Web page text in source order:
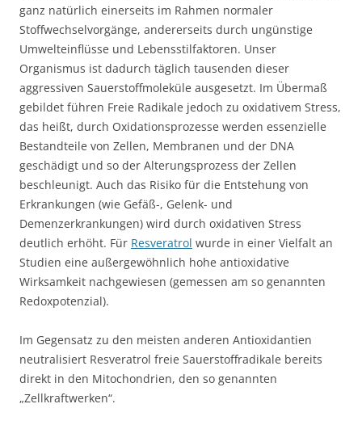
ganz natürlich einerseits im Rahmen normaler
Stoffwechselvorgänge, andererseits durch ungünstige
Umwelteinflüsse und Lebensstilfaktoren. Unser
Organismus ist dadurch täglich tausenden dieser
aggressiven Sauerstoffmoleküle ausgesetzt. Im Übermaß
gebildet führen Freie Radikale jedoch zu oxidativem Stress,
das heißt, durch Oxidationsprozesse werden essenzielle
Bestandteile von Zellen, Membranen und der DNA
geschädigt und so der Alterungsprozess der Zellen
beschleunigt. Auch das Risiko für die Entstehung von
Erkrankungen (wie Gefäß-, Gelenk- und
Demenzerkrankungen) wird durch oxidativen Stress
deutlich erhöht. Für Resveratrol wurde in einer Vielfalt an
Studien eine außergewöhnlich hohe antioxidative
Wirksamkeit nachgewiesen (gemessen am so genannten
Redoxpotenzial).
Im Gegensatz zu den meisten anderen Antioxidantien
neutralisiert Resveratrol freie Sauerstoffradikale bereits
direkt in den Mitochondrien, den so genannten
„Zellkraftwerken“.